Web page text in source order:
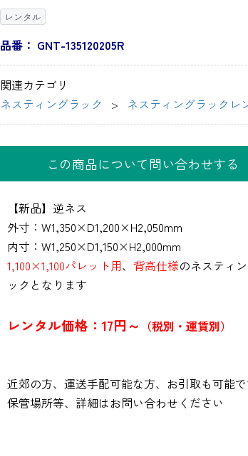
レンタル
品番： GNT-135120205R
関連カテゴリ
ネスティングラック
ネスティングラックレ
この商品について問い合わせする
【新品】逆ネス
外寸：W1,350×D1,200×H2,050mm
内寸：W1,250×D1,150×H2,000mm
1,100×1,100パレット用、 背高仕様のネスティ
ックとなります
レンタル価格：17円～ （税別・運賃別）
近郊の方、運送手配可能な方、お引取も可能
保管場所等、詳細はお問い合わせください